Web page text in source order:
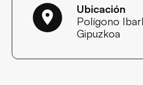
Ubicación
Polígono
Gipuzkoa